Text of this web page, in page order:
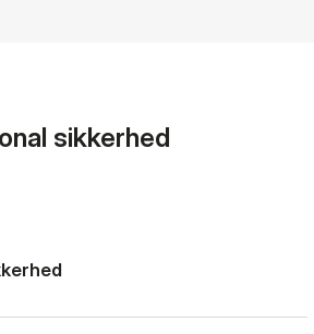
sikkerhed